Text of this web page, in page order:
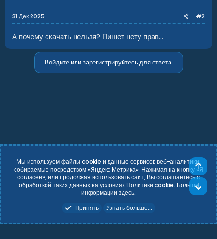
31 Дек 2025 #2
А почему скачать нельзя? Пишет нету прав...
Войдите или зарегистрируйтесь для ответа.
Russian (RU)
Условия и правила
Политика конфиденциальности
Справка Главная
R
Мы используем файлы cookie и данные сервисов веб-аналитики,
собираемые посредством «Яндекс Метрика». Нажимая на кнопку «Я
согласен», или продолжая использовать сайт, Вы соглашаетесь с
обработкой таких данных на условиях Политики cookie. Больше
информации здесь.
Принять
Узнать больше...